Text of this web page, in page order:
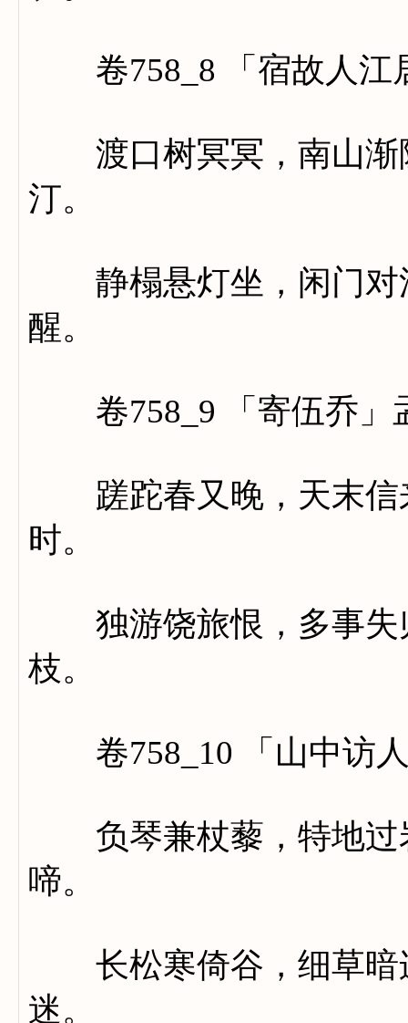
卷758_8 「宿故人江
渡口树冥冥，南山渐
汀。
静榻悬灯坐，闲门对
醒。
卷758_9 「寄伍乔」
蹉跎春又晚，天末信
时。
独游饶旅恨，多事失
枝。
卷758_10 「山中访人
负琴兼杖藜，特地过
啼。
长松寒倚谷，细草暗
迷。